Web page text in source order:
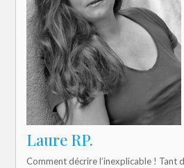
Laure RP.
Comment décrire l’inexplicable ! Tant